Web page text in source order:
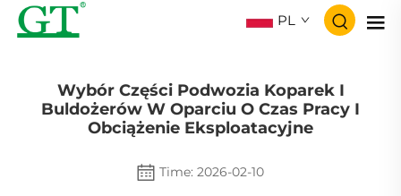
PL
Wybór Części Podwozia Koparek I
Buldożerów W Oparciu O Czas Pracy I
Obciążenie Eksploatacyjne
Time: 2026-02-10